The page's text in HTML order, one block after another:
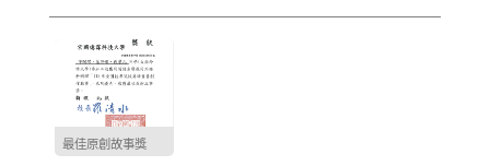
最佳原創故事獎